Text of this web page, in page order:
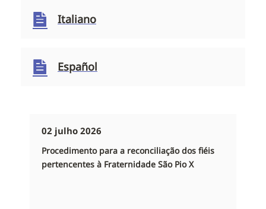
Italiano
Español
02 julho 2026
Procedimento para a reconciliação dos fiéis
pertencentes à Fraternidade São Pio X